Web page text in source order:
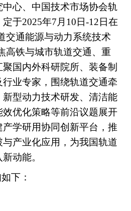
中心、 中国技术市场协会轨
定于2025年7 月 10 日-12 日在
交通能源与动力系统技术
高铁与城市轨道交通、重
国内外科研院所、装备制
业专家，围绕轨道交通牵
型动力技术研发、清洁能
优化策略等前沿议题展开
学研用协同创新平台，推
产业化应用，为我国轨道
动能。
下：